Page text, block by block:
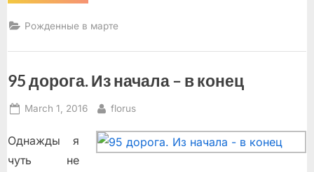
рождения”
Рожденные в марте
95 дорога. Из начала – в конец
Posted
March 1, 2016 By
florus
Однажды я
чуть не